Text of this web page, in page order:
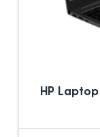
HP Laptop